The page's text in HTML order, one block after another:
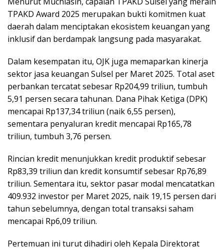
TPAKD Award 2025 merupakan bukti komitmen kuat
daerah dalam menciptakan ekosistem keuangan yang
inklusif dan berdampak langsung pada masyarakat.
Dalam kesempatan itu, OJK juga memaparkan kinerja
sektor jasa keuangan Sulsel per Maret 2025. Total aset
perbankan tercatat sebesar Rp204,99 triliun, tumbuh
5,91 persen secara tahunan. Dana Pihak Ketiga (DPK)
mencapai Rp137,34 triliun (naik 6,55 persen),
sementara penyaluran kredit mencapai Rp165,78
triliun, tumbuh 3,76 persen.
Rincian kredit menunjukkan kredit produktif sebesar
Rp83,39 triliun dan kredit konsumtif sebesar Rp76,89
triliun. Sementara itu, sektor pasar modal mencatatkan
409.932 investor per Maret 2025, naik 19,15 persen dari
tahun sebelumnya, dengan total transaksi saham
mencapai Rp6,09 triliun.
Pertemuan ini turut dihadiri oleh Kepala Direktorat